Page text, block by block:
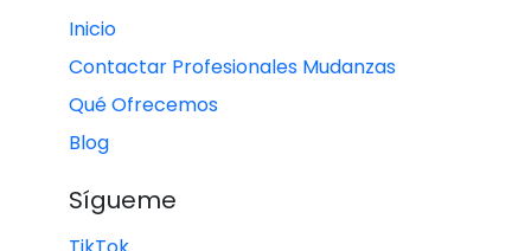
Inicio
Contactar Profesionales Mudanzas
Qué Ofrecemos
Blog
Sígueme